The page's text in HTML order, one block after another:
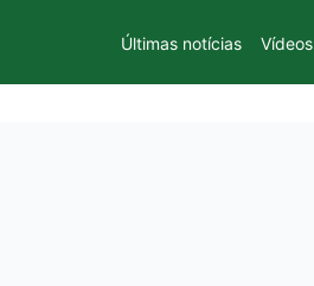
Últimas notícias Vídeos